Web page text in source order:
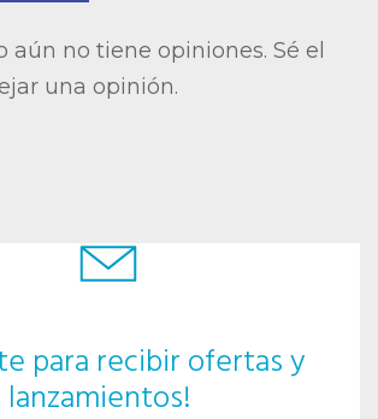
aún no tiene opiniones. Sé el
una opinión.
para recibir ofertas y
lanzamientos!